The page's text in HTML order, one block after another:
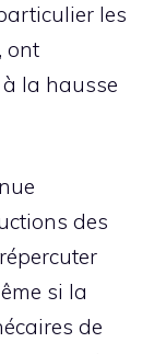
les
ont
à la hausse
des
si la
de